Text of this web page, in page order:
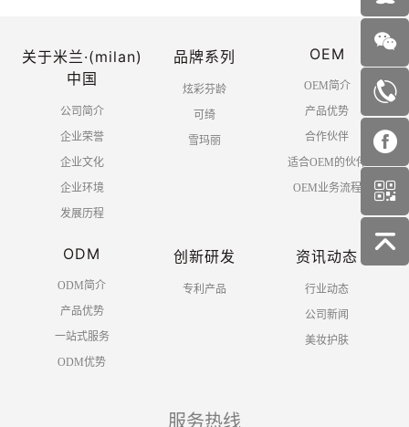
关于米兰·(milan)
中国
公司简介
企业荣誉
企业文化
企业环境
发展历程
品牌系列
炫彩芬龄
可绮
雪玛丽
OEM
OEM简介
产品优势
合作伙伴
适合OEM的伙伴
OEM业务流程
ODM
ODM简介
产品优势
一站式服务
ODM优势
创新研发
专利产品
资讯动态
行业动态
公司新闻
美妆护肤
服务热线